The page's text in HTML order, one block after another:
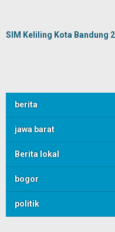
SIM Keliling Kota Bandung
berita
jawa barat
Berita lokal
bogor
politik